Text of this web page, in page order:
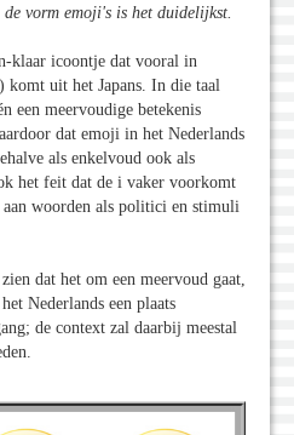
vorm emoji's is het duidelijkst.
klaar icoontje dat vooral in
komt uit het Japans. In die taal
een meervoudige betekenis
dat emoji in het Nederlands
als enkelvoud ook als
het feit dat de i vaker voorkomt
aan woorden als politici en stimuli
dat het om een meervoud gaat,
Nederlands een plaats
de context zal daarbij meestal